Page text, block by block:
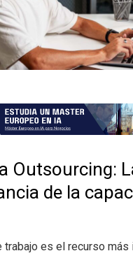
Outsourcing:
de la
trabajo es el recurso más